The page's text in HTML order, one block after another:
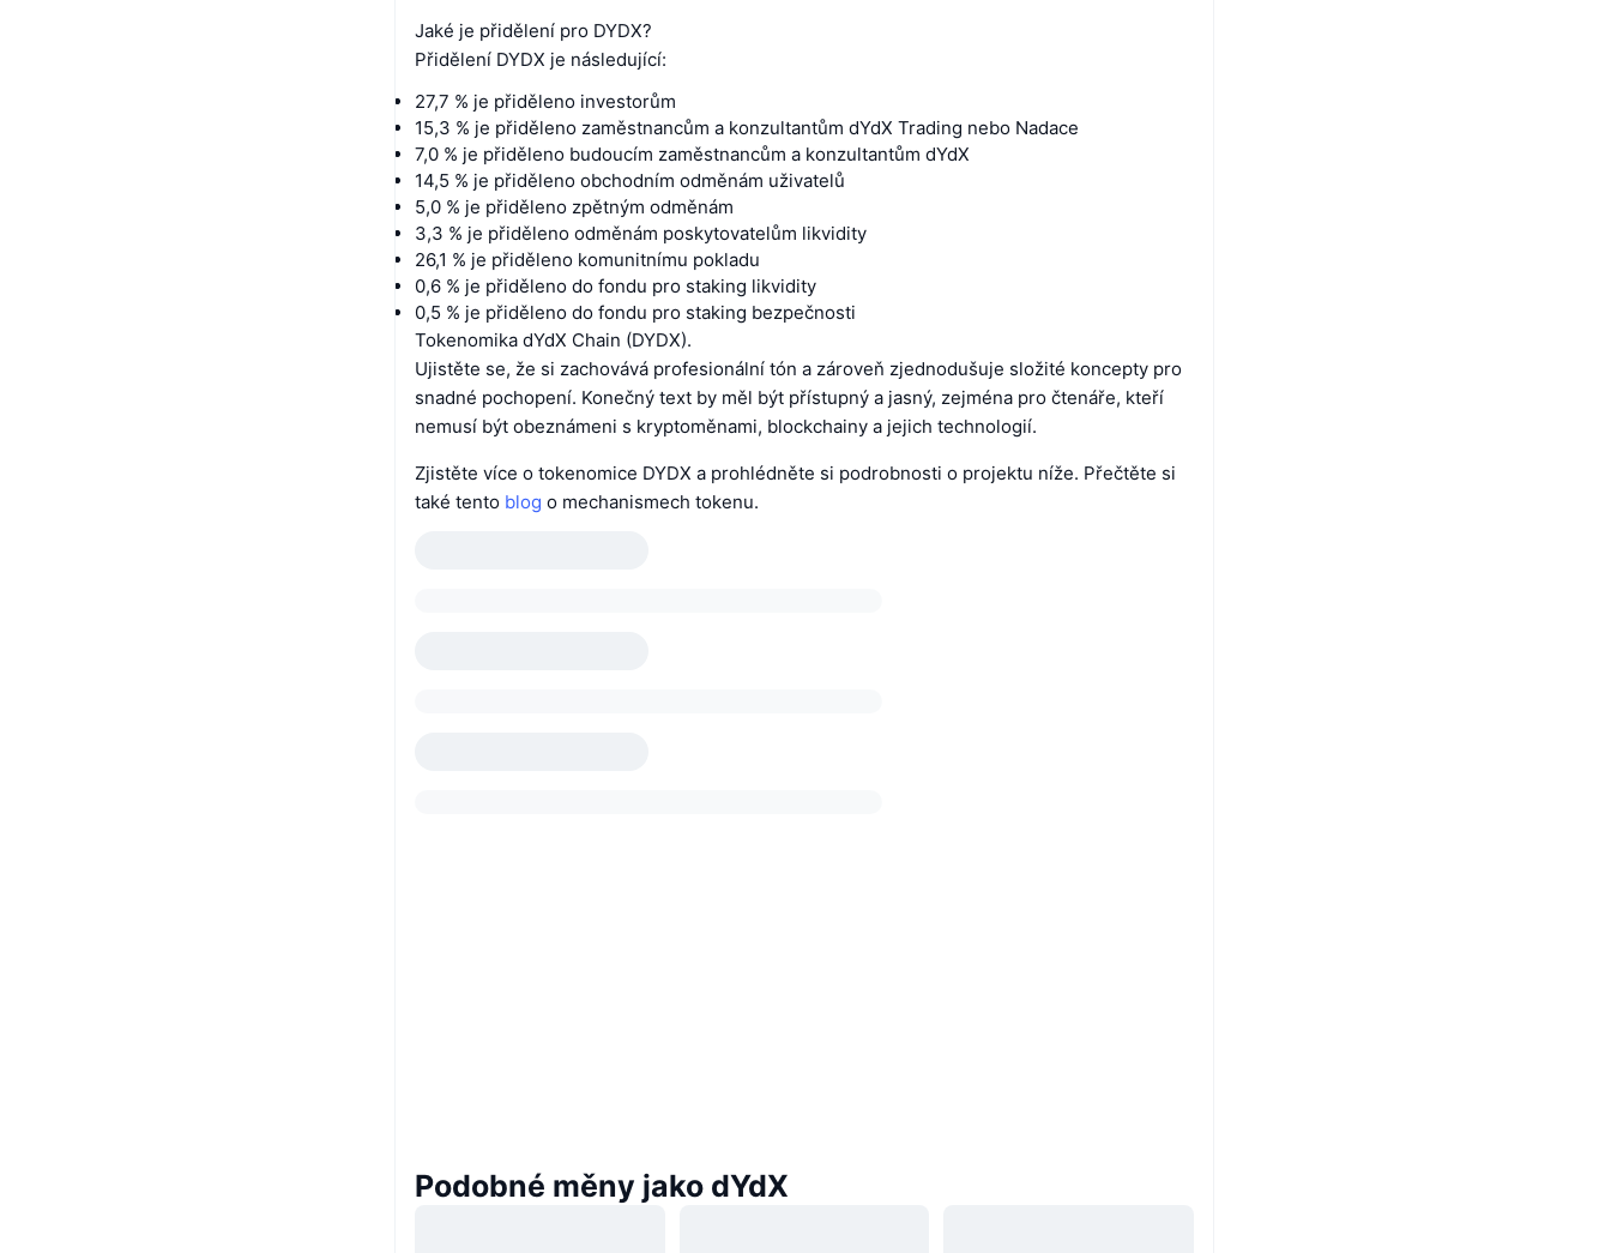
Jaké je přidělení pro DYDX?
Přidělení DYDX je následující:
27,7 % je přiděleno investorům
15,3 % je přiděleno zaměstnancům a konzultantům dYdX Trading nebo Nadace
7,0 % je přiděleno budoucím zaměstnancům a konzultantům dYdX
14,5 % je přiděleno obchodním odměnám uživatelů
5,0 % je přiděleno zpětným odměnám
3,3 % je přiděleno odměnám poskytovatelům likvidity
26,1 % je přiděleno komunitnímu pokladu
0,6 % je přiděleno do fondu pro staking likvidity
0,5 % je přiděleno do fondu pro staking bezpečnosti
Tokenomika dYdX Chain (DYDX).
Ujistěte se, že si zachovává profesionální tón a zároveň zjednodušuje složité koncepty pro
snadné pochopení. Konečný text by měl být přístupný a jasný, zejména pro čtenáře, kteří
nemusí být obeznámeni s kryptoměnami, blockchainy a jejich technologií.
Zjistěte více o tokenomice DYDX a prohlédněte si podrobnosti o projektu níže. Přečtěte si
také tento blog o mechanismech tokenu.
Podobné měny jako dYdX